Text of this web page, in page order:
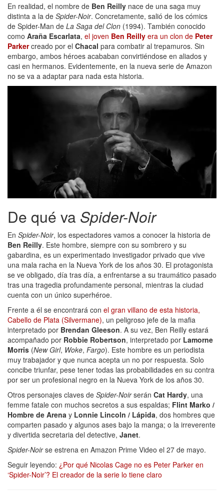
En realidad, el nombre de Ben Reilly nace de una saga muy
distinta a la de Spider-Noir. Concretamente, salió de los cómics
de Spider-Man de La Saga del Clon (1994). También conocido
como Araña Escarlata, el joven Ben Reilly era un clon de Peter
Parkercreado por el Chacal para combatir al trepamuros. Sin
embargo, ambos héroes acababan convirtiéndose en aliados y
casi en hermanos. Evidentemente, en la nueva serie de Amazon
no se va a adaptar para nada esta historia.
De qué va Spider-Noir
En Spider-Noir, los espectadores vamos a conocer la historia de
Ben Reilly. Este hombre, siempre con su sombrero y su
gabardina, es un experimentado investigador privado que vive
una mala racha en la Nueva York de los años 30. El protagonista
se ve obligado, día tras día, a enfrentarse a su traumático pasado
tras una tragedia profundamente personal, mientras la ciudad
cuenta con un único superhéroe.
Frente a él se encontrará con el gran villano de esta historia,
Cabello de Plata (Silvermane), un peligroso jefe de la mafia
interpretado por Brendan Gleeson. A su vez, Ben Reilly estará
acompañado por Robbie Robertson, interpretado por Lamorne
Morris (New Girl, Woke, Fargo). Este hombre es un periodista
muy trabajador y que nunca acepta un no por respuesta. Solo
concibe triunfar, pese tener todas las probabilidades en su contra
por ser un profesional negro en la Nueva York de los años 30.
Otros personajes claves de Spider-Noirserán Cat Hardy, una
femme fatale con muchos secretos a sus espaldas; Flint Marko /
Hombre de Arena y Lonnie Lincoln / Lápida, dos hombres que
comparten pasado y algunos ases bajo la manga; o la irreverente
y divertida secretaria del detective, Janet.
Spider-Noirse estrena en Amazon Prime Video el 27 de mayo.
Seguir leyendo: ¿Por qué Nicolas Cage no es Peter Parker en
‘Spider-Noir’? El creador de la serie lo tiene claro